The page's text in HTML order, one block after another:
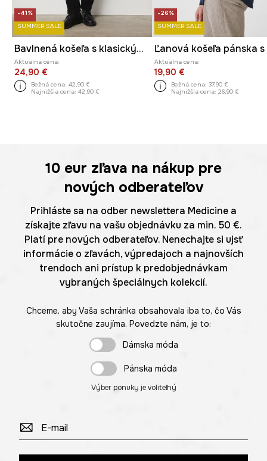
-41%
SUMMER SALE
Bavlnená košeľa s klasickým golier melanžová
Aktuálna cena:
24,90 €
Bežná cena: 42,90 €
Najnižšia cena: 42,90 €
-26%
SUMMER SALE
Aktuálna cena:
19,90 €
Bežná cena: 37,90 €
Najnižšia cena: 26,90 €
10 eur zľava na nákup pre
nových odberateľov
Prihláste sa na odber newslettera Medicine a
získajte zľavu na vašu objednávku za min. 50 €.
Platí pre nových odberateľov. Nenechajte si ujsť
informácie o zľavách, výpredajoch a najnovších
trendoch ani prístup k predobjednávkam
vybraných špeciálnych kolekcií.
Chceme, aby Vaša schránka obsahovala iba to, čo Vás
skutočne zaujíma. Povedzte nám, je to:
Dámska móda
Pánska móda
Výber ponuky je voliteľný